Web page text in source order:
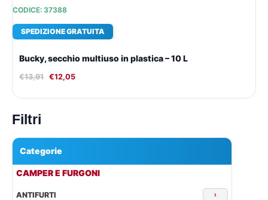
Filtri
Categorie
CAMPER E FURGONI
ANTIFURTI ›
CODICE: 37388
SPEDIZIONE GRATUITA
Bucky, secchio multiuso in plastica – 10 L
€13,91 €12,05